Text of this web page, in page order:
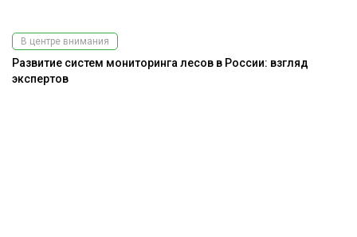
В центре внимания
Развитие систем мониторинга лесов в России: взгляд
экспертов